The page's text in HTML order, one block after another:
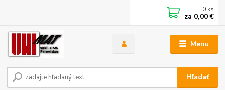
Menu
Hľadať
0 ks
za 0,00 €